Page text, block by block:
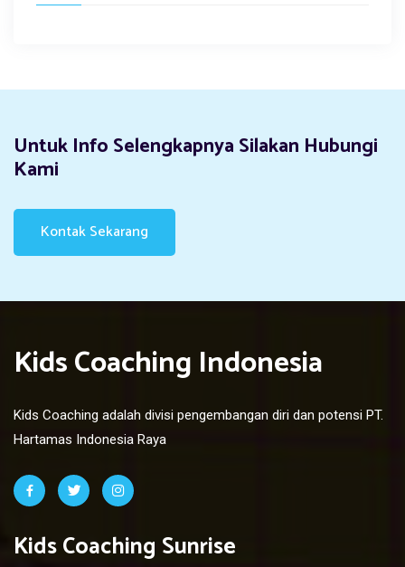
Untuk Info Selengkapnya Silakan Hubungi
Kami
Kontak Sekarang
Kids Coaching Indonesia
Kids Coaching adalah divisi pengembangan diri dan potensi PT.
Hartamas Indonesia Raya
Kids Coaching Sunrise